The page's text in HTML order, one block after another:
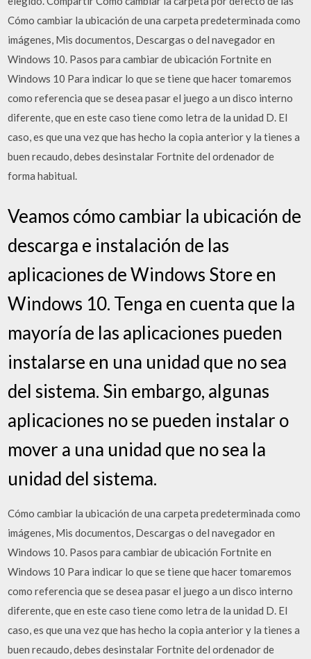
Cómo cambiar la ubicación de una carpeta predeterminada como
imágenes, Mis documentos, Descargas o del navegador en
Windows 10. Pasos para cambiar de ubicación Fortnite en
Windows 10 Para indicar lo que se tiene que hacer tomaremos
como referencia que se desea pasar el juego a un disco interno
diferente, que en este caso tiene como letra de la unidad D. El
caso, es que una vez que has hecho la copia anterior y la tienes a
buen recaudo, debes desinstalar Fortnite del ordenador de
forma habitual.
Veamos cómo cambiar la ubicación de
descarga e instalación de las
aplicaciones de Windows Store en
Windows 10. Tenga en cuenta que la
mayoría de las aplicaciones pueden
instalarse en una unidad que no sea
del sistema. Sin embargo, algunas
aplicaciones no se pueden instalar o
mover a una unidad que no sea la
unidad del sistema.
Cómo cambiar la ubicación de una carpeta predeterminada como
imágenes, Mis documentos, Descargas o del navegador en
Windows 10. Pasos para cambiar de ubicación Fortnite en
Windows 10 Para indicar lo que se tiene que hacer tomaremos
como referencia que se desea pasar el juego a un disco interno
diferente, que en este caso tiene como letra de la unidad D. El
caso, es que una vez que has hecho la copia anterior y la tienes a
buen recaudo, debes desinstalar Fortnite del ordenador de